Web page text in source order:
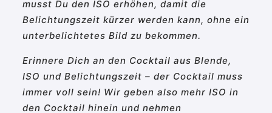
musst Du den ISO erhöhen, damit die
Belichtungszeit kürzer werden kann, ohne ein
unterbelichtetes Bild zu bekommen.
Erinnere Dich an den Cocktail aus Blende,
ISO und Belichtungszeit – der Cocktail muss
immer voll sein! Wir geben also mehr ISO in
den Cocktail hinein und nehmen